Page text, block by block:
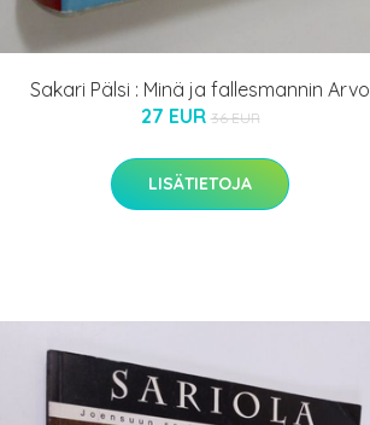
Sakari Pälsi : Minä ja fallesmannin Arvo
27 EUR 36 EUR
LISÄTIETOJA